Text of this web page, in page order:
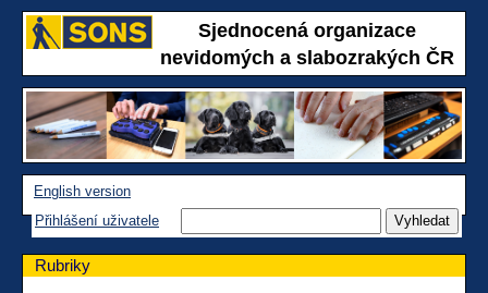
Sjednocená organizace
nevidomých a slabozrakých ČR
English version
Přihlášení uživatele
Rubriky